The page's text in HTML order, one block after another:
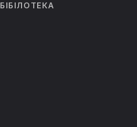
БІБІЛОТЕКА